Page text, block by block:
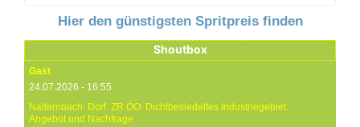
Hier den günstigsten Spritpreis finden
Shoutbox
Gast
24.07.2026 - 16:55
Natternbach: Dorf. ZR ÖO: Dichtbesiedeltes Industriegebiet.
Angebot und Nachfrage